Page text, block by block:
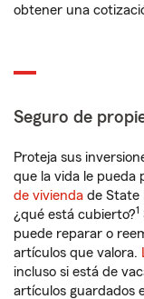
obtener una
Seguro de
Proteja sus
que la vida le pueda
de vivienda de State
¿qué está cubierto?1
puede reparar o
artículos que valora.
incluso si está de
artículos guardados